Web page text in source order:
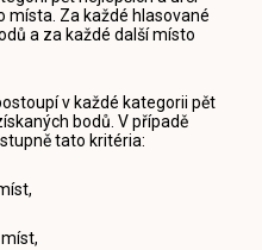
místa. Za každé hlasované
a za každé další místo
v každé kategorii pět
bodů. V případě
tato kritéria: